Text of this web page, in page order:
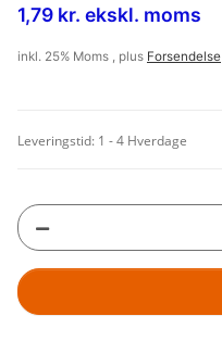
1,79 kr. ekskl. moms
inkl. 25% Moms , plus Forsendelse
Leveringstid: 1 - 4 Hverdage